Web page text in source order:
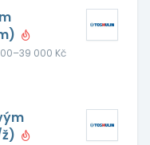
000 Kč